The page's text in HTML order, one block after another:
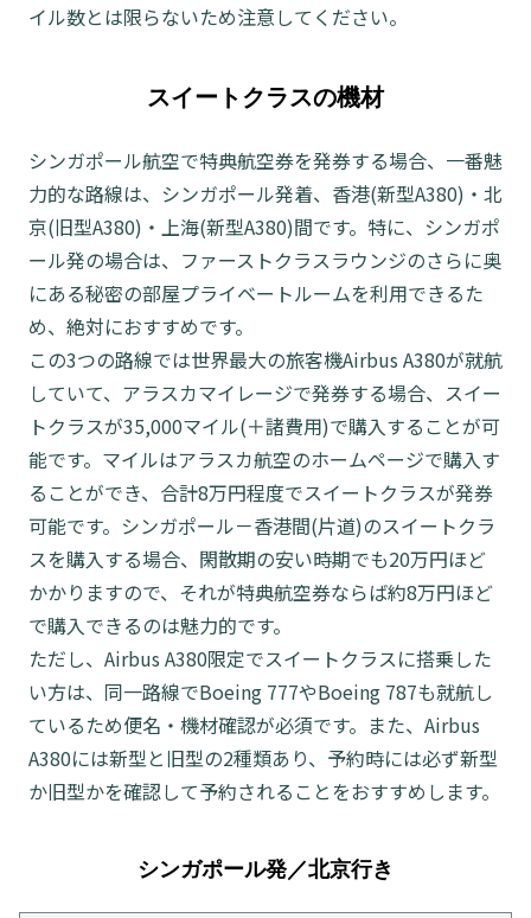
イル数とは限らないため注意してください。
スイートクラスの機材
シンガポール航空で特典航空券を発券する場合、一番魅
力的な路線は、シンガポール発着、香港(新型A380)・北
京(旧型A380)・上海(新型A380)間です。特に、シンガポ
ール発の場合は、ファーストクラスラウンジのさらに奥
にある秘密の部屋プライベートルームを利用できるた
め、絶対におすすめです。
この3つの路線では世界最大の旅客機Airbus A380が就航
していて、アラスカマイレージで発券する場合、スイー
トクラスが35,000マイル(＋諸費用)で購入することが可
能です。マイルはアラスカ航空のホームページで購入す
ることができ、合計8万円程度でスイートクラスが発券
可能です。シンガポール－香港間(片道)のスイートクラ
スを購入する場合、閑散期の安い時期でも20万円ほど
かかりますので、それが特典航空券ならば約8万円ほど
で購入できるのは魅力的です。
ただし、Airbus A380限定でスイートクラスに搭乗した
い方は、同一路線でBoeing 777やBoeing 787も就航し
ているため便名・機材確認が必須です。また、Airbus
A380には新型と旧型の2種類あり、予約時には必ず新型
か旧型かを確認して予約されることをおすすめします。
シンガポール発／北京行き